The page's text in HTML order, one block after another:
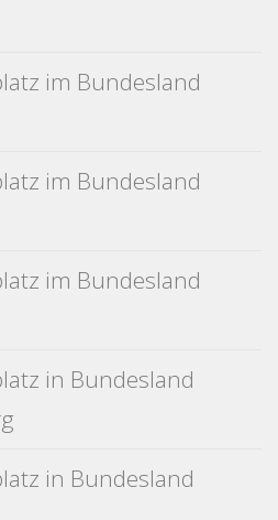
im Bundesland
im Bundesland
im Bundesland
in Bundesland
in Bundesland